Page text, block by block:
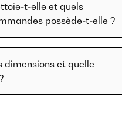
t-elle et quels
possède-t-elle ?
dimensions et quelle